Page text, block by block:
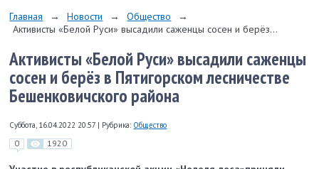
Главная → Новости → Общество
→
Активисты «Белой Руси» высадили саженцы сосен и берёз...
Активисты «Белой Руси» высадили саженцы
сосен и берёз в Пятигорском лесничестве
Бешенковичского района
Суббота, 16.04.2022 20:57 | Рубрика: Общество
0 1920